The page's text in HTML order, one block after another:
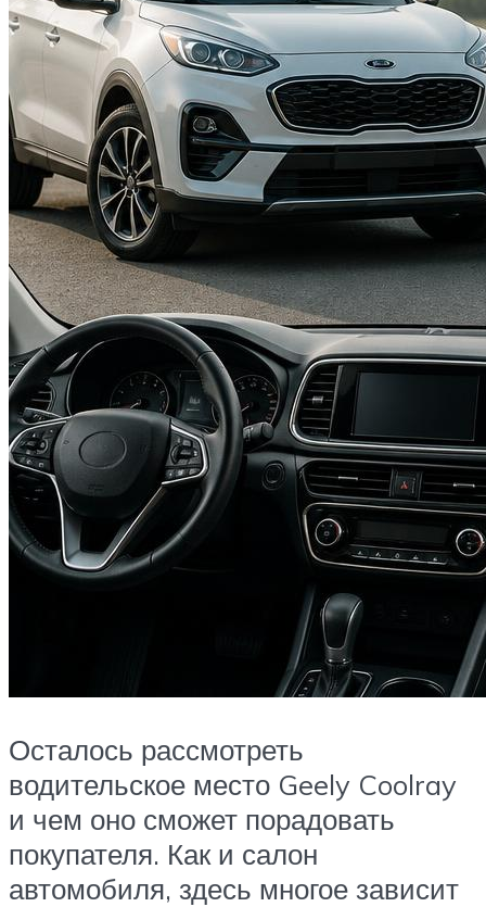
Осталось рассмотреть
водительское место Geely Coolray
и чем оно сможет порадовать
покупателя. Как и салон
автомобиля, здесь многое зависит